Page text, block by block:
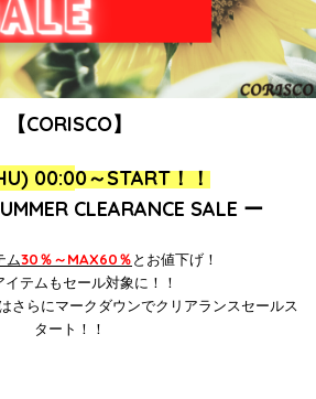
【CORISCO】
00:00～START！！
CLEARANCE SALE ー
ム30％～MAX60％とお値下げ！
イテムもセール対象に！！
さらにマークダウンでクリアランスセールス
タート！！